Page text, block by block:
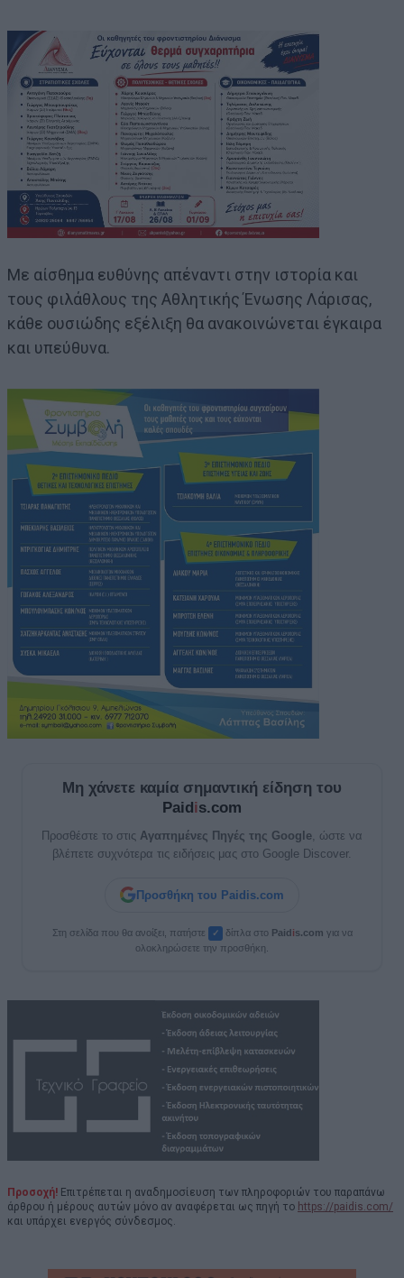
Με αίσθημα ευθύνης απέναντι στην ιστορία και
τους φιλάθλους της Αθλητικής Ένωσης Λάρισας,
κάθε ουσιώδης εξέλιξη θα ανακοινώνεται έγκαιρα
και υπεύθυνα.
Μη χάνετε καμία σημαντική είδηση του
Paidis.com
Προσθέστε το στις Αγαπημένες Πηγές της Google , ώστε να
βλέπετε συχνότερα τις ειδήσεις μας στο Google Discover.
Προσθήκη του Paidis.com
Στη σελίδα που θα ανοίξει, πατήστε ✓ δίπλα στο Paidis.com για να
ολοκληρώσετε την προσθήκη.
Προσοχή! Επιτρέπεται η αναδημοσίευση των πληροφοριών του παραπάνω
άρθρου ή μέρους αυτών μόνο αν αναφέρεται ως πηγή το https://paidis.com/
και υπάρχει ενεργός σύνδεσμος.